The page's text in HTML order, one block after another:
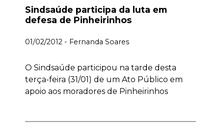
Sindsaúde participa da luta em
defesa de Pinheirinhos
01/02/2012 - Fernanda Soares
O Sindsaúde participou na tarde desta
terça-feira (31/01) de um Ato Público em
apoio aos moradores de Pinheirinhos